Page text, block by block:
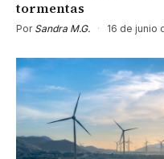
tormentas
Por Sandra M.G. · 16 de junio